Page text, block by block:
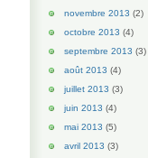
novembre 2013 (2)
octobre 2013 (4)
septembre 2013 (3)
août 2013 (4)
juillet 2013 (3)
juin 2013 (4)
mai 2013 (5)
avril 2013 (3)